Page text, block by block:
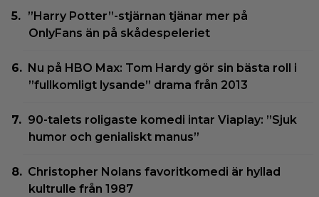
”Harry Potter”-stjärnan tjänar mer på
OnlyFans än på skådespeleriet
Nu på HBO Max: Tom Hardy gör sin bästa roll i
”fullkomligt lysande” drama från 2013
90-talets roligaste komedi intar Viaplay: ”Sjuk
humor och genialiskt manus”
Christopher Nolans favoritkomedi är hyllad
kultrulle från 1987